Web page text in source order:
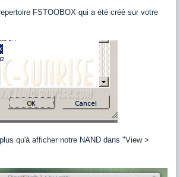
FSTOOBOX qui a été créé sur votre
qu'à afficher notre NAND dans "View >